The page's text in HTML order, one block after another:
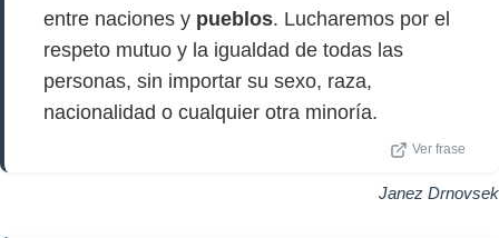
entre naciones y pueblos. Lucharemos por el
respeto mutuo y la igualdad de todas las
personas, sin importar su sexo, raza,
nacionalidad o cualquier otra minoría.
Ver frase
Janez Drnovsek